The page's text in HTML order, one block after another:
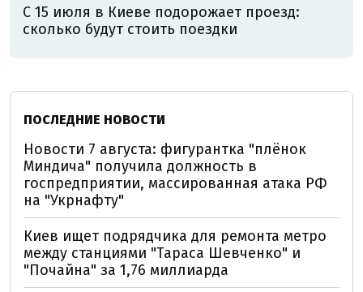
С 15 июля в Киеве подорожает проезд:
сколько будут стоить поездки
ПОСЛЕДНИЕ НОВОСТИ
Новости 7 августа: фигурантка "плёнок
Миндича" получила должность в
госпредприятии, массированная атака РФ
на "Укрнафту"
Киев ищет подрядчика для ремонта метро
между станциями "Тараса Шевченко" и
"Почайна" за 1,76 миллиарда